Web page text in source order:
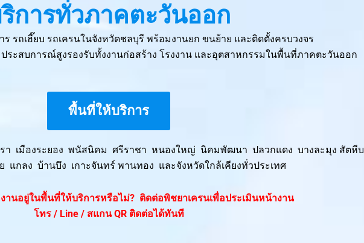
การทั่วภาคตะวันออก
ร รถเฮี๊ยบ รถเครนในจังหวัดชลบุรี พร้อมงานยก ขนย้าย และติดตั้งครบวงจร
ะสบการณ์สูงรองรับทั้งงานก่อสร้าง โรงงาน และอุตสาหกรรมในพื้นที่ภาคตะวันออก
พื้นที่ให้บริการ
รา เมืองระยอง พนัสนิคม ศรีราชา หนองใหญ่ นิคมพัฒนา ปลวกแดง บางละมุง สัตหีบ
แกลง บ้านบึง เกาะจันทร์ พานทอง และจังหวัดใกล้เคียงทั่วประเทศ
านอยู่ในพื้นที่ให้บริการหรือไม่? ติดต่อพิชยาเครนเพื่อประเมินหน้างาน
โทร / Line / สแกน QR ติดต่อได้ทันที